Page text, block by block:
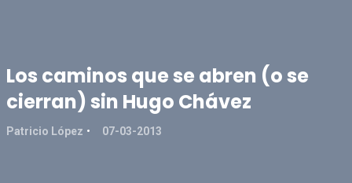
Los caminos que se abren (o se
cierran) sin Hugo Chávez
Patricio López 07-03-2013